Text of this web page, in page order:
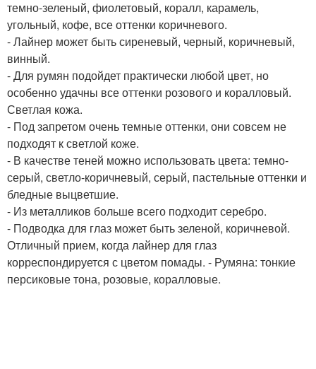
темно-зеленый, фиолетовый, коралл, карамель,
угольный, кофе, все оттенки коричневого.
- Лайнер может быть сиреневый, черный, коричневый,
винный.
- Для румян подойдет практически любой цвет, но
особенно удачны все оттенки розового и коралловый.
Светлая кожа.
- Под запретом очень темные оттенки, они совсем не
подходят к светлой коже.
- В качестве теней можно использовать цвета: темно-
серый, светло-коричневый, серый, пастельные оттенки и
бледные выцветшие.
- Из металликов больше всего подходит серебро.
- Подводка для глаз может быть зеленой, коричневой.
Отличный прием, когда лайнер для глаз
корреспондируется с цветом помады. - Румяна: тонкие
персиковые тона, розовые, коралловые.